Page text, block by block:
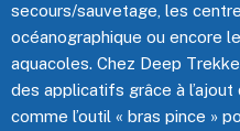
secours/sauvetage, les
océanographique ou encore
aquacoles. Chez Deep
des applicatifs grâce à
comme l’outil « bras pince »